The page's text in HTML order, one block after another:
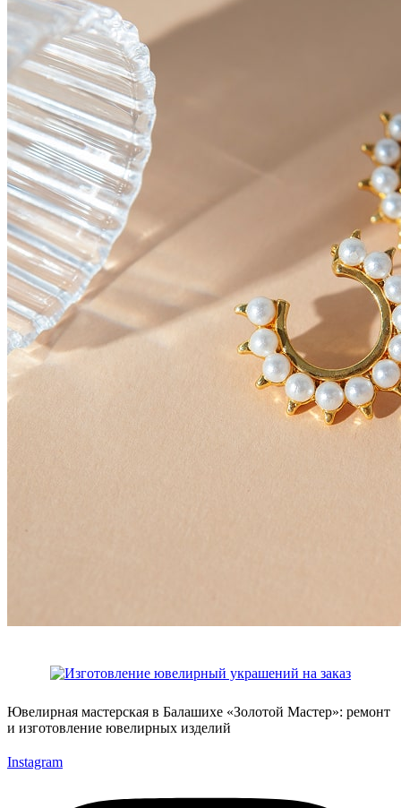
Ювелирная мастерская в Балашихе «Золотой Мастер»: ремонт
и изготовление ювелирных изделий
Instagram